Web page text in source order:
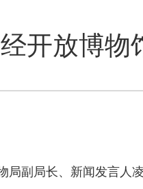
开放博物
副局长、新闻发言人凌